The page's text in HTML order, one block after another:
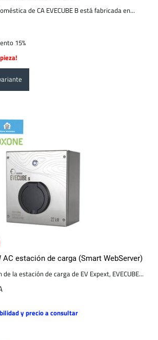
de CA EVECUBE B está fabricada en...
15%
AC estación de carga (Smart WebServer)
la estación de carga de EV Expext, EVECUBE...
y precio a consultar